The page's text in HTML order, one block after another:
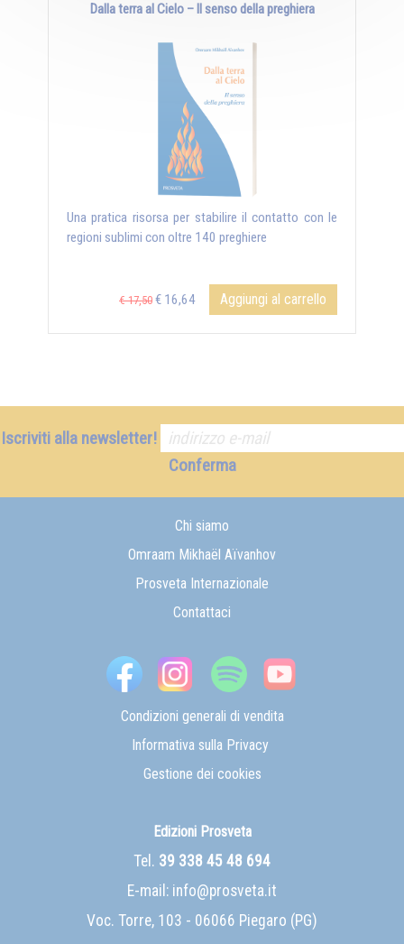
Dalla terra al Cielo – Il senso della preghiera
Una pratica risorsa per stabilire il contatto con le
regioni sublimi con oltre 140 preghiere
€ 17,50 € 16,64 Aggiungi al carrello
Iscriviti alla newsletter!
Conferma
Chi siamo
Omraam Mikhaël Aïvanhov
Prosveta Internazionale
Contattaci
Condizioni generali di vendita
Informativa sulla Privacy
Gestione dei cookies
Edizioni Prosveta
Tel. 39 338 45 48 694
E-mail: info@prosveta.it
Voc. Torre, 103 - 06066 Piegaro (PG)